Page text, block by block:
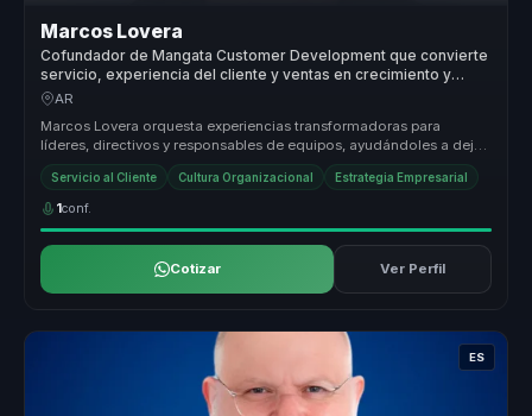
Marcos Lovera
Cofundador de Mangata Customer Development que convierte
servicio, experiencia del cliente y ventas en crecimiento y
cultura comercial para empresas.
AR
Marcos Lovera orquesta experiencias transformadoras para
líderes, directivos y responsables de equipos, ayudándoles a dejar
atrás equipos...
Servicio al Cliente Cultura Organizacional Estrategia Empresarial
1conf.
Cotizar Ver Perfil
ES